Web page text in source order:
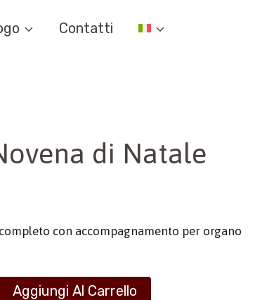
Contatti
di Natale
con accompagnamento per organo
Aggiungi Al Carrello